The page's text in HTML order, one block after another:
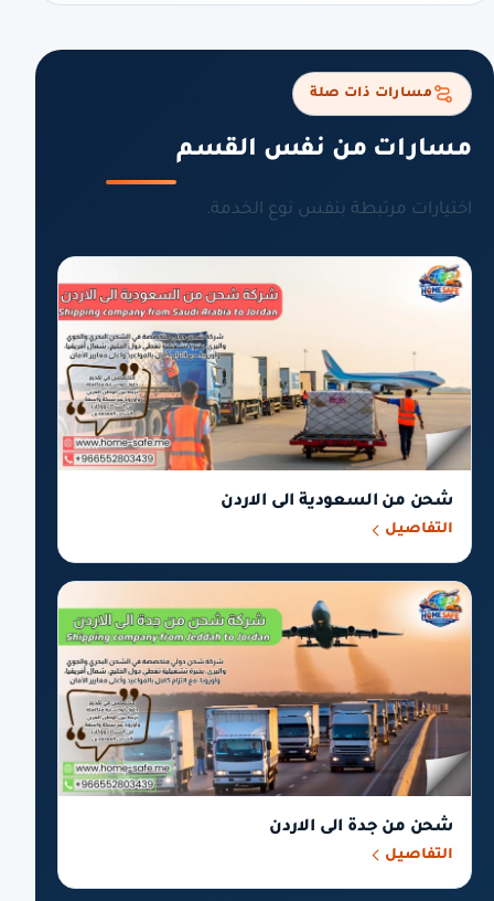
مسارات ذات صلة
مسارات من نفس القسم
اختيارات مرتبطة بنفس نوع الخدمة.
شحن من السعودية الى الاردن
التفاصيل
شحن من جدة الى الاردن
التفاصيل